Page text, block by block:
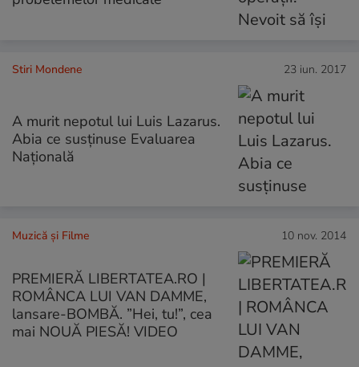
Stiri Mondene 23 iun. 2017
A murit nepotul lui Luis Lazarus.
Abia ce susținuse Evaluarea
Națională
Muzică și Filme 10 nov. 2014
PREMIERĂ LIBERTATEA.RO |
ROMÂNCA LUI VAN DAMME,
lansare-BOMBĂ. ”Hei, tu!”, cea
mai NOUĂ PIESĂ! VIDEO